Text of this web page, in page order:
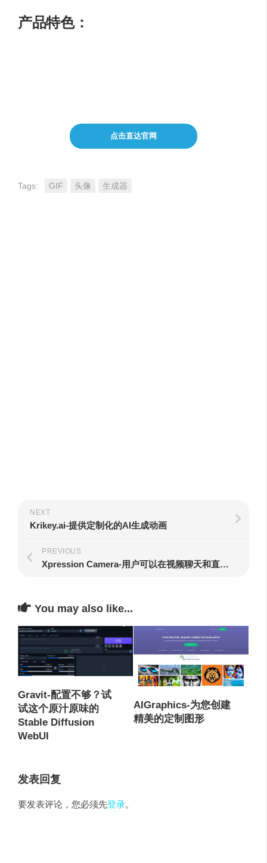
产品特色：
点击直达官网
Tags: GIF 头像 生成器
NEXT
Krikey.ai-提供定制化的AI生成动画
PREVIOUS
Xpression Camera-用户可以在视频聊天和直播中即时变身成任何有面孔的人或物体
You may also like...
Gravit-配置不够？试
试这个原汁原味的
Stable Diffusion
WebUI
AIGraphics-为您创建
精美的定制图形
发表回复
要发表评论，您必须先登录。